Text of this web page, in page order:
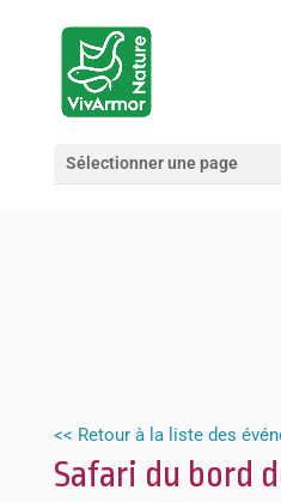
Sélectionner une page
<< Retour à la liste des
Safari du bord